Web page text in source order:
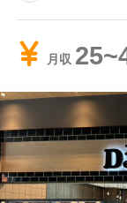
月収